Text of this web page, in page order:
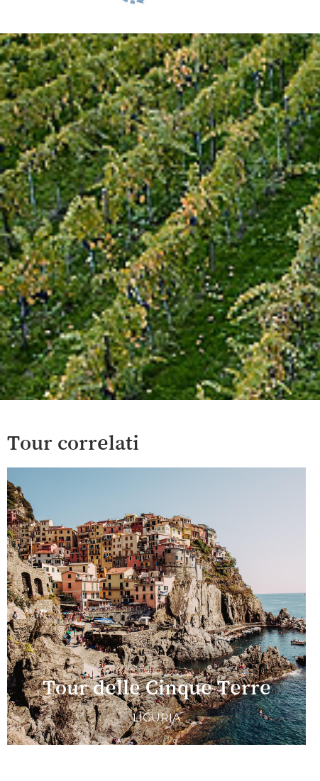
Tour correlati
Tour delle Cinque Terre
LIGURIA